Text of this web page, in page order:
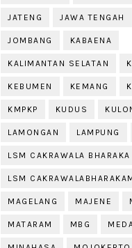
JATENG JAWA TENGAH
JOMBANG KABAENA
KALIMANTAN SELATAN
KEBUMEN KEMANG
KMPKP KUDUS
LAMONGAN LAMPUNG
LSM CAKRAWALA
LSM
MAGELANG MAJENE
MATARAM MBG